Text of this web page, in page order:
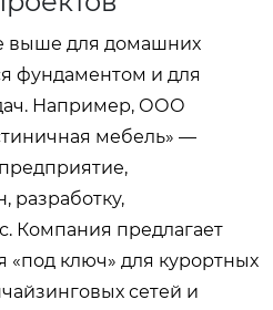
выше для домашних
фундаментом и для
Например, ООО
мебель» —
разработку,
Компания предлагает
ключ» для курортных
сетей и